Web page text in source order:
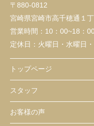
〒880-0812
宮崎県宮崎市高千穂通１
営業時間： 10：00~18：
定休日： 火曜日・水曜日
トップページ
スタッフ
お客様の声